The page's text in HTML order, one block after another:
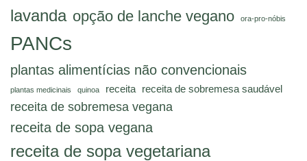
lavanda opção de lanche vegano ora-pro-nóbis
PANCs
plantas alimentícias não convencionais
plantas medicinais quinoa receita receita de sobremesa saudável
receita de sobremesa vegana
receita de sopa vegana
receita de sopa vegetariana